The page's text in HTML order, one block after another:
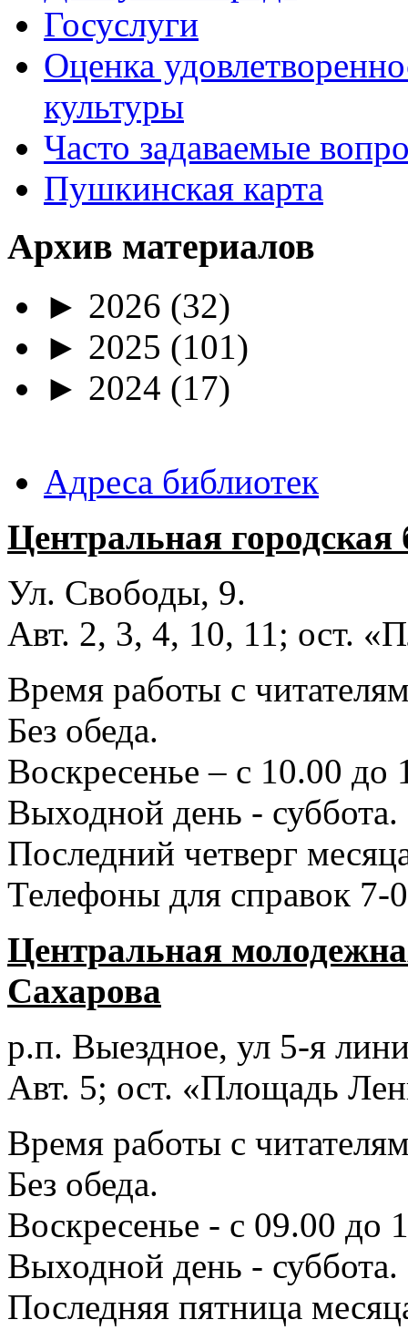
Госуслуги
Оценка
культуры
Часто задаваемые
Пушкинская карта
Архив материалов
► 2026 (32)
► 2025 (101)
► 2024 (17)
Адреса библиотек
Центральная
Ул. Свободы, 9.
Авт. 2, 3, 4, 10, 11; ост.
Время работы с
Без обеда.
Воскресенье – с 10.00 до
Выходной день - суббота.
Последний четверг
Телефоны для справок 7-
Центральная
Сахарова
р.п. Выездное, ул 5-я
Авт. 5; ост. «Площадь
Время работы с
Без обеда.
Воскресенье - с 09.00 до
Выходной день - суббота.
Последняя пятница